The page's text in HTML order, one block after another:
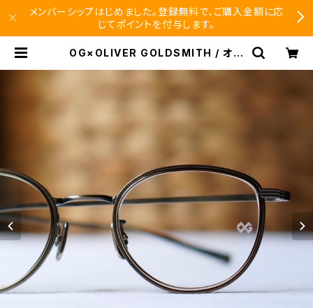
メンバーシップはじめました。登録無料で、ご購入金額に応
じてポイントを付与します。
OG×OLIVER GOLDSMITH / オー